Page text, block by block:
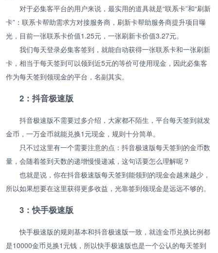
对于必集客平台的用户来说，最实用的道具就是“联系卡”和“刷新
卡”：联系卡帮助需求方对接服务商，刷新卡帮助服务商提升项目曝
光，目前一张联系卡价值1.25元，一张刷新卡价值3.27元。
我们每天登录必集客签到，就能自动获得一张联系卡和一张刷新
卡，相当于每天签到可以领到近5元的等价可使用现金，因此必集客
作为每天签到领现金的平台，名副其实。
2：抖音极速版
抖音极速版不需要过多介绍，大家都不陌生，平台每天签到就发
金币，一万金币就能兑换1元现金，规则十分简单。
只不过这里有一个需要注意的点：抖音极速版每天签到的金币数
量，会随着签到天数的递增慢慢递减，这句话要怎么理解呢？
也就是说，你在抖音极速版每天签到能领到的现金会越来越少，
所以如果想要在这里获得更多收益，光靠签到领现金是远远不够的。
3：快手极速版
快手极速版的规则基本和抖音极速版一致，就连金币兑换比例都
是10000金币兑换1元钱，所以快手极速版也是一个公认的每天签到